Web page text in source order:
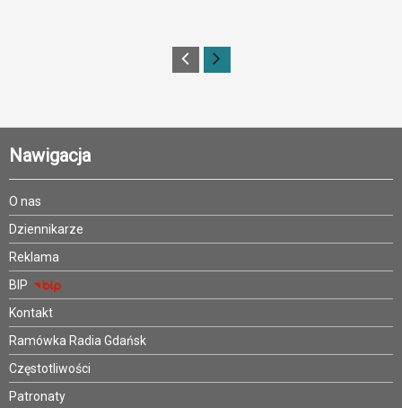
Nawigacja
O nas
Dziennikarze
Reklama
BIP
Kontakt
Ramówka Radia Gdańsk
Częstotliwości
Patronaty